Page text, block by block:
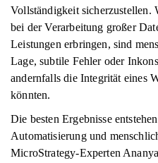
Vollständigkeit sicherzustellen.
bei der Verarbeitung großer
Leistungen erbringen, sind
Lage, subtile Fehler oder
andernfalls die Integrität eines
könnten.
Die besten Ergebnisse
Automatisierung und
MicroStrategy-Experten